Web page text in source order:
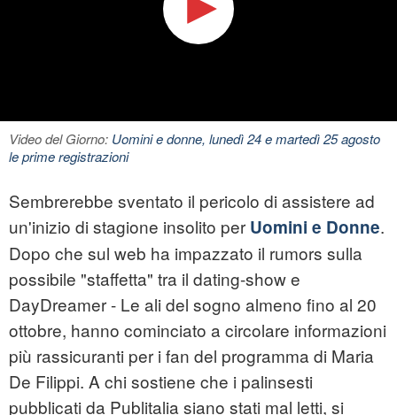
Video del Giorno: Uomini e donne, lunedì 24 e martedì 25 agosto
le prime registrazioni
Sembrerebbe sventato il pericolo di assistere ad
un'inizio di stagione insolito per Uomini e Donne.
Dopo che sul web ha impazzato il rumors sulla
possibile "staffetta" tra il dating-show e
DayDreamer - Le ali del sogno almeno fino al 20
ottobre, hanno cominciato a circolare informazioni
più rassicuranti per i fan del programma di Maria
De Filippi. A chi sostiene che i palinsesti
pubblicati da Publitalia siano stati mal letti, si